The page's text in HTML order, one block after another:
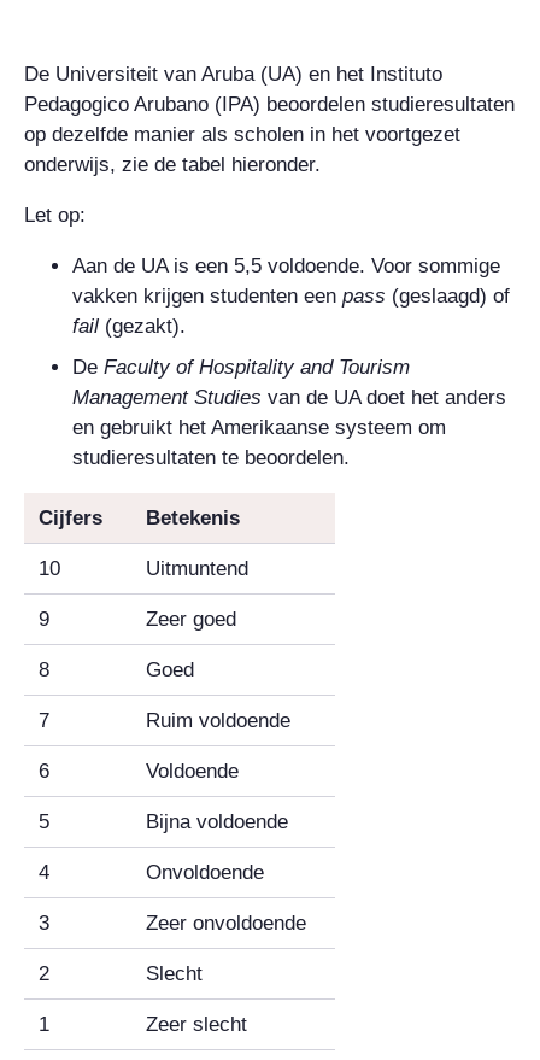
De Universiteit van Aruba (UA) en het Instituto
Pedagogico Arubano (IPA) beoordelen studieresultaten
op dezelfde manier als scholen in het voortgezet
onderwijs, zie de tabel hieronder.
Let op:
Aan de UA is een 5,5 voldoende. Voor sommige
vakken krijgen studenten een pass (geslaagd) of
fail (gezakt).
De Faculty of Hospitality and Tourism
Management Studies van de UA doet het anders
en gebruikt het Amerikaanse systeem om
studieresultaten te beoordelen.
Cijfers Betekenis
10 Uitmuntend
9 Zeer goed
8 Goed
7 Ruim voldoende
6 Voldoende
5 Bijna voldoende
4 Onvoldoende
3 Zeer onvoldoende
2 Slecht
1 Zeer slecht